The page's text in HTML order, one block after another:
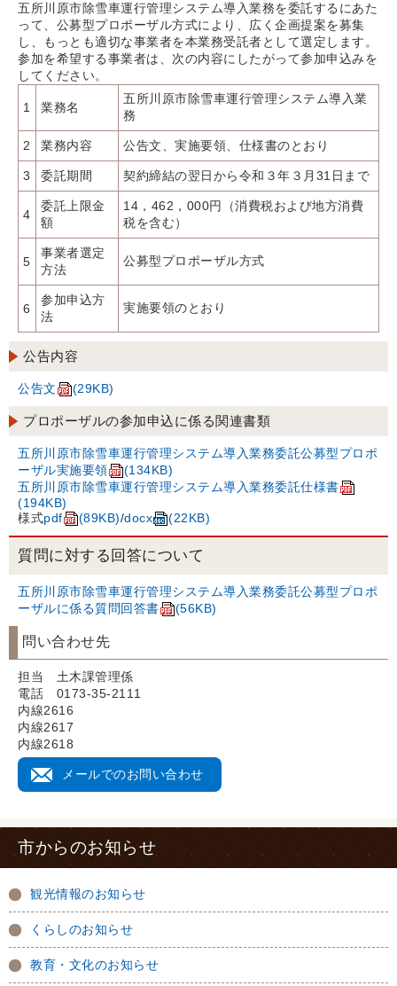
五所川原市除雪車運行管理システム導入業務を委託するにあた
って、公募型プロポーザル方式により、広く企画提案を募集
し、もっとも適切な事業者を本業務受託者として選定します。
参加を希望する事業者は、次の内容にしたがって参加申込みを
してください。
1 業務名
五所川原市除雪車運行管理システム導入業
務
2 業務内容 公告文、実施要領、仕様書のとおり
3 委託期間 契約締結の翌日から令和３年３月31日まで
4
委託上限金
額
14，462，000円（消費税および地方消費
税を含む）
5
事業者選定
方法
公募型プロポーザル方式
6
参加申込方
法
実施要領のとおり
公告内容
公告文 (29KB)
プロポーザルの参加申込に係る関連書類
五所川原市除雪車運行管理システム導入業務委託公募型プロポ
ーザル実施要領
(134KB)
五所川原市除雪車運行管理システム導入業務委託仕様書
(194KB)
様式pdf (89KB)/docx (22KB)
質問に対する回答について
五所川原市除雪車運行管理システム導入業務委託公募型プロポ
ーザルに係る質問回答書
(56KB)
問い合わせ先
担当 土木課管理係
電話 0173-35-2111
内線2616
内線2617
内線2618
メールでのお問い合わせ
市からのお知らせ
観光情報のお知らせ
くらしのお知らせ
教育・文化のお知らせ